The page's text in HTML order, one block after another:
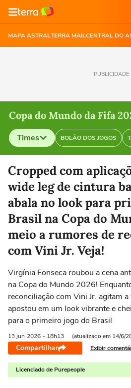
MAPA ASTRALTERRA MAILCENTRAL DO
PUBLICIDADE
Copa do Mundo da Fifa
Times BOLÃO DOS JOGOS
Selecione o time para ver as
Cropped com
wide leg de cintura
abala no look para
Brasil na Copa do
meio a rumores de
com Vini Jr. Veja!
Virgínia Fonseca roubou a cena
na Copa do Mundo 2026!
reconciliação com Vini Jr. agitam
apostou em um look vibrante e
para o primeiro jogo do Brasil
13 jun 2026 - 18h13 (atualizado em 14/6/
Compartilhar Exibir
Licenciado de Purepeople